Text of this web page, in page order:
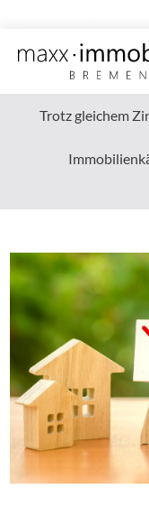
springen
Trotz gleichem